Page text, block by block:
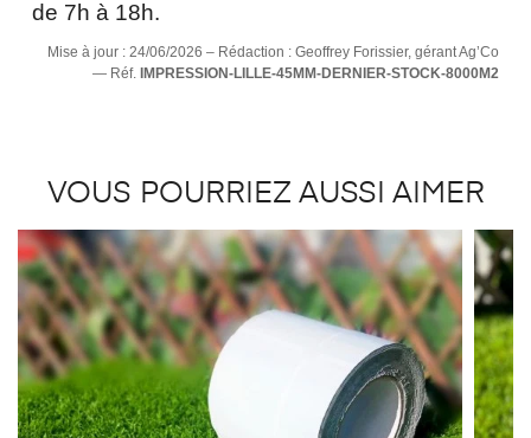
de 7h à 18h.
Mise à jour : 24/06/2026 – Rédaction : Geoffrey Forissier, gérant Ag’Co
— Réf. IMPRESSION-LILLE-45MM-DERNIER-STOCK-8000M2
VOUS POURRIEZ AUSSI AIMER